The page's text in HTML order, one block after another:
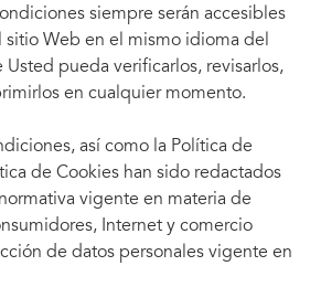
siempre serán accesibles
sitio Web en el mismo idioma del
Usted pueda verificarlos, revisarlos,
en cualquier momento.
así como la Política de
de Cookies han sido redactados
vigente en materia de
Internet y comercio
de datos personales vigente en